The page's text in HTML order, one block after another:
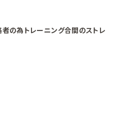
者の為トレーニング合間のストレ